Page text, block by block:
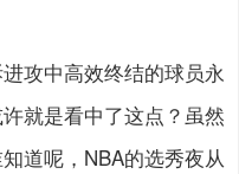
攻中高效终结的球员永
就是看中了这点？虽然
道呢，NBA的选秀夜从